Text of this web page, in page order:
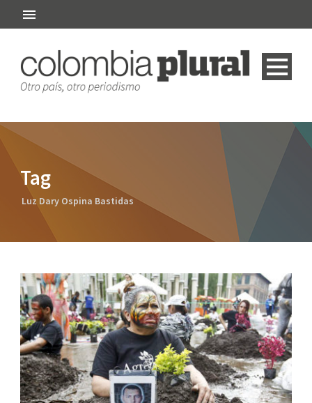
Tag
Luz Dary Ospina Bastidas